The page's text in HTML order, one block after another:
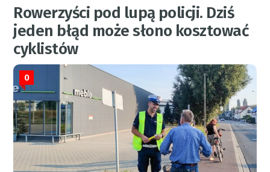
Rowerzyści pod lupą policji. Dziś
jeden błąd może słono kosztować
cyklistów
0